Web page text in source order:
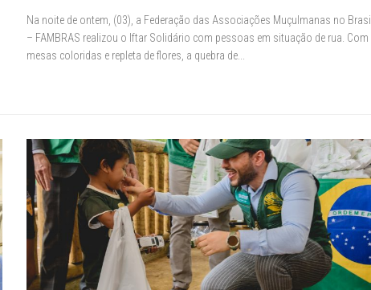
Na noite de ontem, (03), a Federação das Associações Muçulmanas no Brasil
– FAMBRAS realizou o Iftar Solidário com pessoas em situação de rua. Com
mesas coloridas e repleta de flores, a quebra de...